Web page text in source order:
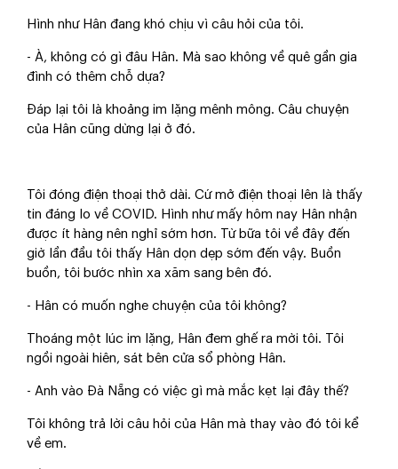
Hình như Hân đang khó chịu vì câu hỏi của tôi.
- À, không có gì đâu Hân. Mà sao không về quê gần gia
đình có thêm chỗ dựa?
Đáp lại tôi là khoảng im lặng mênh mông. Câu chuyện
của Hân cũng dừng lại ở đó.
Tôi đóng điện thoại thở dài. Cứ mở điện thoại lên là thấy
tin đáng lo về COVID. Hình như mấy hôm nay Hân nhận
được ít hàng nên nghỉ sớm hơn. Từ bữa tôi về đây đến
giờ lần đầu tôi thấy Hân dọn dẹp sớm đến vậy. Buồn
buồn, tôi bước nhìn xa xăm sang bên đó.
- Hân có muốn nghe chuyện của tôi không?
Thoáng một lúc im lặng, Hân đem ghế ra mời tôi. Tôi
ngồi ngoài hiên, sát bên cửa sổ phòng Hân.
- Anh vào Đà Nẵng có việc gì mà mắc kẹt lại đây thế?
Tôi không trả lời câu hỏi của Hân mà thay vào đó tôi kể
về em.